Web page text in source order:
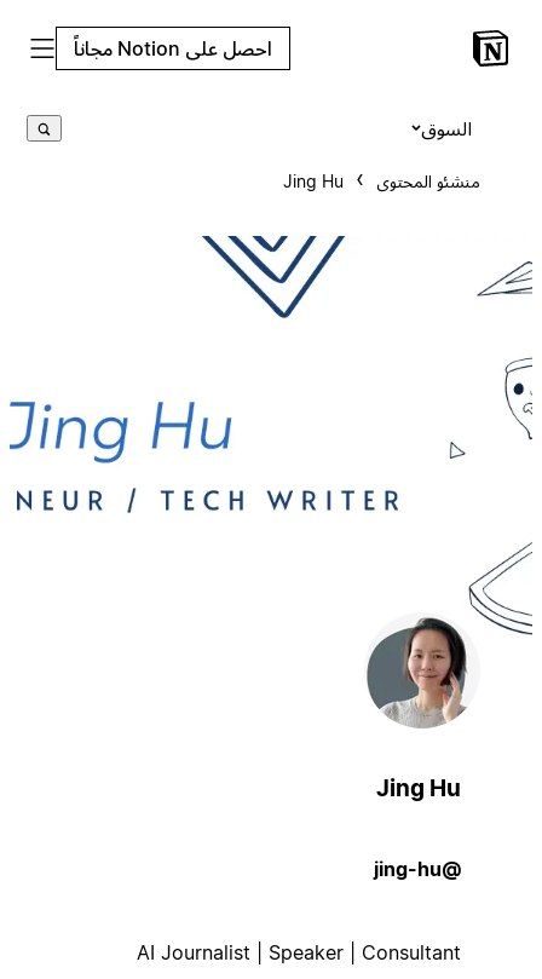
احصل على Notion مجاناً
منشئو المحتوى Jing Hu
Jing Hu
AI Journalist | Speaker | Consultant